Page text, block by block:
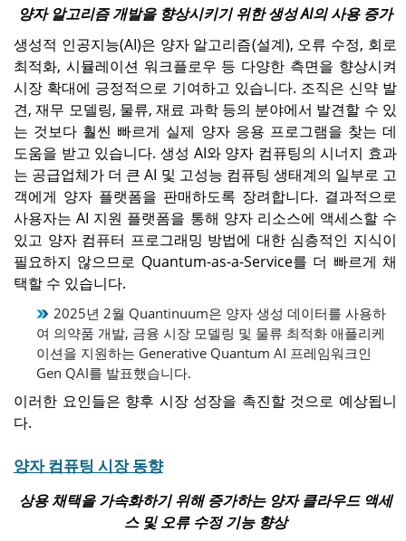
아시아 태평양 지역은 2026
년까지 3억 5천만 달러에 이
를 것으로 예상되며 예측 기
간 동안 CAGR 36.5%로 가
장 높은 성장을 기록할 것으
로 예상됩니다.
북미는 2025년에 6억 1천만
달러를 창출하며 선두적인
시장 위치를 ​​유지했습니다.
유럽
유럽은 예측 기간 동안
CAGR 31.0% 성장하여
2026년까지 54억 6천만 달
러에 이를 것으로 예상됩니
다.
우리를.
미국 시장은 2026년까지 4
억 7천만 달러에 이를 것으
로 예상됩니다.
일본
일본 시장은 2026년까지 6
억 달러에 이를 것으로 예상
됩니다.
양자 알고리즘 개발을 향상시키기 위한 생성 AI의 사용 증가
생성적 인공지능(AI)은 양자 알고리즘(설계), 오류 수정, 회로
최적화, 시뮬레이션 워크플로우 등 다양한 측면을 향상시켜
시장 확대에 긍정적으로 기여하고 있습니다. 조직은 신약 발
견, 재무 모델링, 물류, 재료 과학 등의 분야에서 발견할 수 있
는 것보다 훨씬 빠르게 실제 양자 응용 프로그램을 찾는 데
도움을 받고 있습니다. 생성 AI와 양자 컴퓨팅의 시너지 효과
는 공급업체가 더 큰 AI 및 고성능 컴퓨팅 생태계의 일부로 고
객에게 양자 플랫폼을 판매하도록 장려합니다. 결과적으로
사용자는 AI 지원 플랫폼을 통해 양자 리소스에 액세스할 수
있고 양자 컴퓨터 프로그래밍 방법에 대한 심층적인 지식이
필요하지 않으므로 Quantum-as-a-Service를 더 빠르게 채
택할 수 있습니다.
2025년 2월 Quantinuum은 양자 생성 데이터를 사용하
여 의약품 개발, 금융 시장 모델링 및 물류 최적화 애플리케
이션을 지원하는 Generative Quantum AI 프레임워크인
Gen QAI를 발표했습니다.
이러한 요인들은 향후 시장 성장을 촉진할 것으로 예상됩니
다.
양자 컴퓨팅 시장 동향
상용 채택을 가속화하기 위해 증가하는 양자 클라우드 액세
스 및 오류 수정 기능 향상